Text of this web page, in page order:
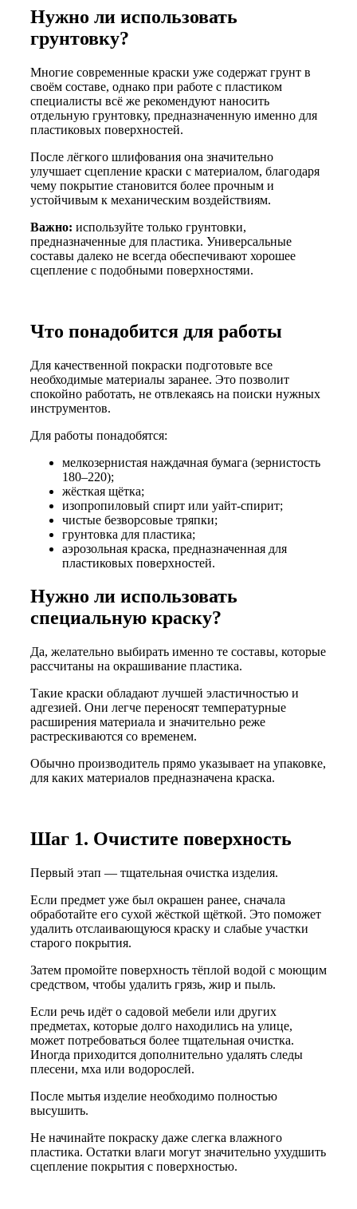
Нужно ли использовать
грунтовку?
Многие современные краски уже содержат грунт в
своём составе, однако при работе с пластиком
специалисты всё же рекомендуют наносить
отдельную грунтовку, предназначенную именно для
пластиковых поверхностей.
После лёгкого шлифования она значительно
улучшает сцепление краски с материалом, благодаря
чему покрытие становится более прочным и
устойчивым к механическим воздействиям.
Важно: используйте только грунтовки,
предназначенные для пластика. Универсальные
составы далеко не всегда обеспечивают хорошее
сцепление с подобными поверхностями.
Что понадобится для работы
Для качественной покраски подготовьте все
необходимые материалы заранее. Это позволит
спокойно работать, не отвлекаясь на поиски нужных
инструментов.
Для работы понадобятся:
мелкозернистая наждачная бумага (зернистость
180–220);
жёсткая щётка;
изопропиловый спирт или уайт-спирит;
чистые безворсовые тряпки;
грунтовка для пластика;
аэрозольная краска, предназначенная для
пластиковых поверхностей.
Нужно ли использовать
специальную краску?
Да, желательно выбирать именно те составы, которые
рассчитаны на окрашивание пластика.
Такие краски обладают лучшей эластичностью и
адгезией. Они легче переносят температурные
расширения материала и значительно реже
растрескиваются со временем.
Обычно производитель прямо указывает на упаковке,
для каких материалов предназначена краска.
Шаг 1. Очистите поверхность
Первый этап — тщательная очистка изделия.
Если предмет уже был окрашен ранее, сначала
обработайте его сухой жёсткой щёткой. Это поможет
удалить отслаивающуюся краску и слабые участки
старого покрытия.
Затем промойте поверхность тёплой водой с моющим
средством, чтобы удалить грязь, жир и пыль.
Если речь идёт о садовой мебели или других
предметах, которые долго находились на улице,
может потребоваться более тщательная очистка.
Иногда приходится дополнительно удалять следы
плесени, мха или водорослей.
После мытья изделие необходимо полностью
высушить.
Не начинайте покраску даже слегка влажного
пластика. Остатки влаги могут значительно ухудшить
сцепление покрытия с поверхностью.